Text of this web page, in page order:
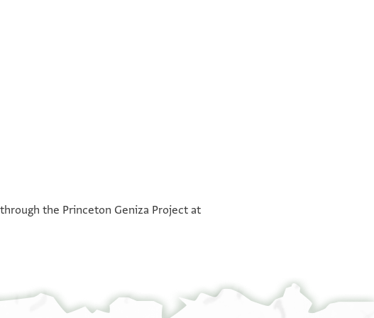
ולדי סאפר וקאם פי אלעסכר מודה וטלע
אלמוסאעדא(!) חסב אלאדלאל עליthe Princeton Geniza Project at